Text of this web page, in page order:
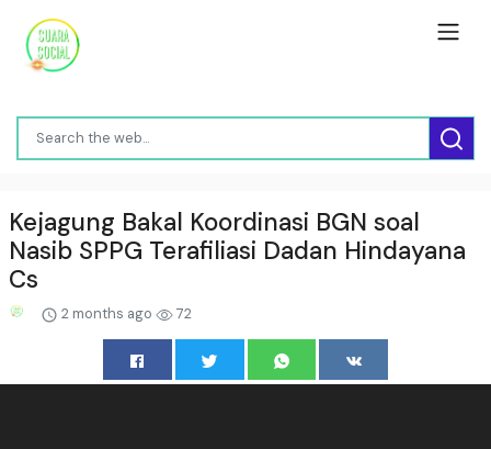
Kejagung Bakal Koordinasi BGN soal
Nasib SPPG Terafiliasi Dadan Hindayana
Cs
2 months ago 72